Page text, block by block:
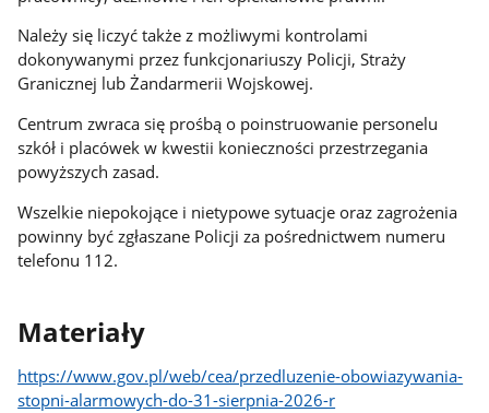
Należy się liczyć także z możliwymi kontrolami
dokonywanymi przez funkcjonariuszy Policji, Straży
Granicznej lub Żandarmerii Wojskowej.
Centrum zwraca się prośbą o poinstruowanie personelu
szkół i placówek w kwestii konieczności przestrzegania
powyższych zasad.
Wszelkie niepokojące i nietypowe sytuacje oraz zagrożenia
powinny być zgłaszane Policji za pośrednictwem numeru
telefonu 112.
Materiały
https://www.gov.pl/web/cea/przedluzenie-obowiazywania-
stopni-alarmowych-do-31-sierpnia-2026-r